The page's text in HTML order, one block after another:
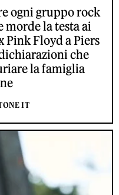
ogni gruppo rock
morde la testa ai
Pink Floyd a Piers
che
la famiglia
IT